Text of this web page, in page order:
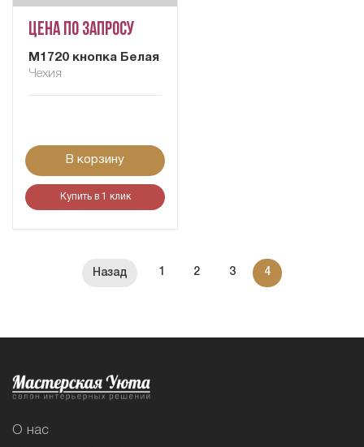
Цена по запросу
M1720 кнопка Белая
Чехия
В корзину
Купить в 1 клик
1 2 3 4
О нас